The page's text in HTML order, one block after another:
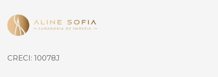
Página inicial
CRECI: 10078J